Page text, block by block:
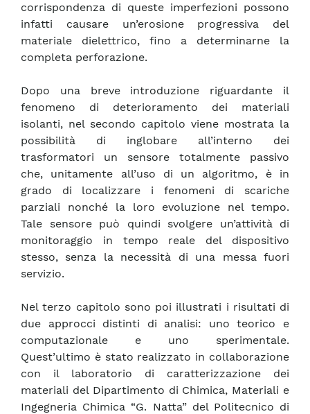
corrispondenza di queste imperfezioni possono
infatti causare un’erosione progressiva del
materiale dielettrico, fino a determinarne la
completa perforazione.
Dopo una breve introduzione riguardante il
fenomeno di deterioramento dei materiali
isolanti, nel secondo capitolo viene mostrata la
possibilità di inglobare all’interno dei
trasformatori un sensore totalmente passivo
che, unitamente all’uso di un algoritmo, è in
grado di localizzare i fenomeni di scariche
parziali nonché la loro evoluzione nel tempo.
Tale sensore può quindi svolgere un’attività di
monitoraggio in tempo reale del dispositivo
stesso, senza la necessità di una messa fuori
servizio.
Nel terzo capitolo sono poi illustrati i risultati di
due approcci distinti di analisi: uno teorico e
computazionale e uno sperimentale.
Quest’ultimo è stato realizzato in collaborazione
con il laboratorio di caratterizzazione dei
materiali del Dipartimento di Chimica, Materiali e
Ingegneria Chimica “G. Natta” del Politecnico di